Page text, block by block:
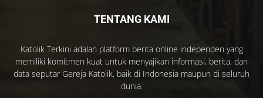
TENTANG KAMI
Katolik Terkini adalah platform berita online independen yang
memiliki komitmen kuat untuk menyajikan informasi, berita, dan
data seputar Gereja Katolik, baik di Indonesia maupun di seluruh
dunia.